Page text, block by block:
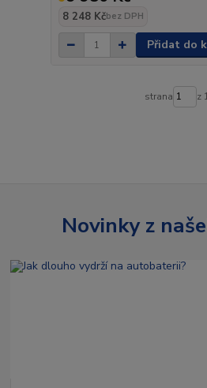
8 248 Kčbez DPH
Přidat do
strana z
Novinky z